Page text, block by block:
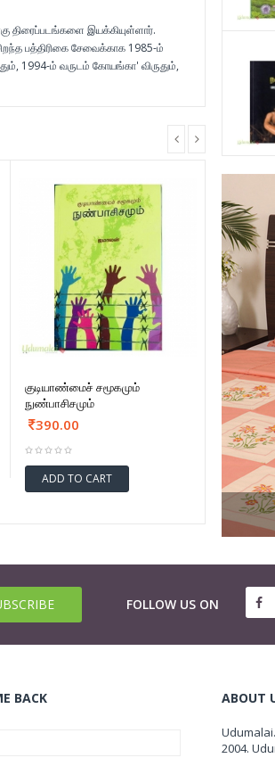
திரைப்படங்களை இயக்கியுள்ளார்.
பத்திரிகை சேவைக்காக 1985-ம்
1994-ம் வருடம் கோயங்கா' விருதும்,
குடியாண்மைச் சமூகமும்
நுண்பாசிசமும்
390.00
ADD TO CART
FOLLOW US ON
BACK ABOUT
2004.